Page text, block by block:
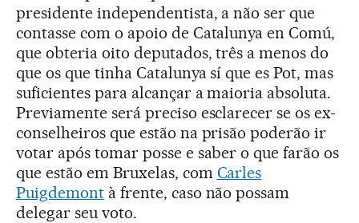
presidente independentista, a não ser que
contasse com o apoio de Catalunya en Comú,
que obteria oito deputados, três a menos do
que os que tinha Catalunya sí que es Pot, mas
suficientes para alcançar a maioria absoluta.
Previamente será preciso esclarecer se os ex-
conselheiros que estão na prisão poderão ir
votar após tomar posse e saber o que farão os
que estão em Bruxelas, com Carles
Puigdemontà frente, caso não possam
delegar seu voto.